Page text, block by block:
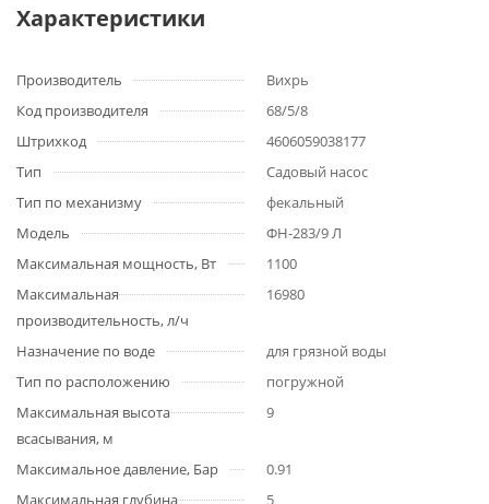
Характеристики
Производитель
Вихрь
Код производителя
68/5/8
Штрихкод
4606059038177
Тип
Садовый насос
Тип по механизму
фекальный
Модель
ФН-283/9 Л
Максимальная мощность, Вт
1100
Максимальная
производительность, л/ч
16980
Назначение по воде
для грязной воды
Тип по расположению
погружной
Максимальная высота
всасывания, м
9
Максимальное давление, Бар
0.91
Максимальная глубина
5